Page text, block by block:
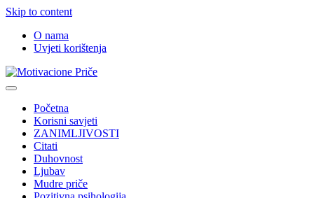
Skip to content
O nama
Uvjeti korištenja
Početna
Korisni savjeti
ZANIMLJIVOSTI
Citati
Duhovnost
Ljubav
Mudre priče